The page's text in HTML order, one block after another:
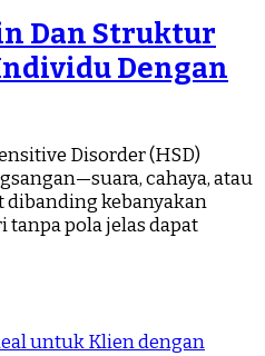
Dan Struktur
Dengan
Disorder (HSD)
cahaya, atau
kebanyakan
pola jelas dapat